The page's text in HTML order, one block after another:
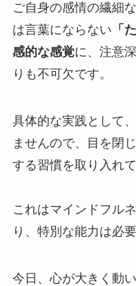
ご自身の感情の繊細
は言葉にならない 「
感的な感覚に、注意
りも不可欠です。
具体的な実践として
ませんので、目を閉
する習慣を取り入れ
これはマインドフル
り、特別な能力は必
今日、心が大きく動